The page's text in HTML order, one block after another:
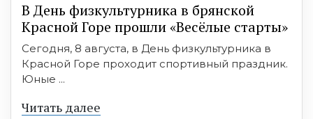
В День физкультурника в брянской
Красной Горе прошли «Весёлые старты»
Сегодня, 8 августа, в День физкультурника в
Красной Горе проходит спортивный праздник.
Юные ...
Читать далее